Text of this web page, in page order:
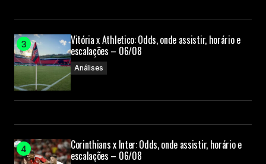
Vitória x Athletico: Odds, onde assistir, horário e
escalações – 06/08
Análises
Corinthians x Inter: Odds, onde assistir, horário e
escalações – 06/08